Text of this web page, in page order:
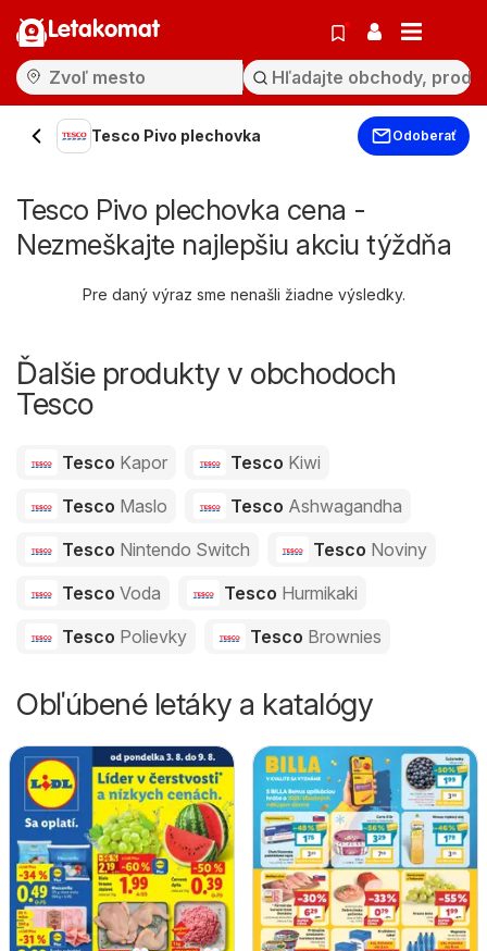
Letakomat
Tesco Pivo plechovka Odoberať
Tesco Pivo plechovka cena -
Nezmeškajte najlepšiu akciu týždňa
Pre daný výraz sme nenašli žiadne výsledky.
Ďalšie produkty v obchodoch
Tesco
Tesco Kapor Tesco Kiwi
Tesco Maslo Tesco Ashwagandha
Tesco Nintendo Switch Tesco Noviny
Tesco Voda Tesco Hurmikaki
Tesco Polievky Tesco Brownies
Obľúbené letáky a katalógy